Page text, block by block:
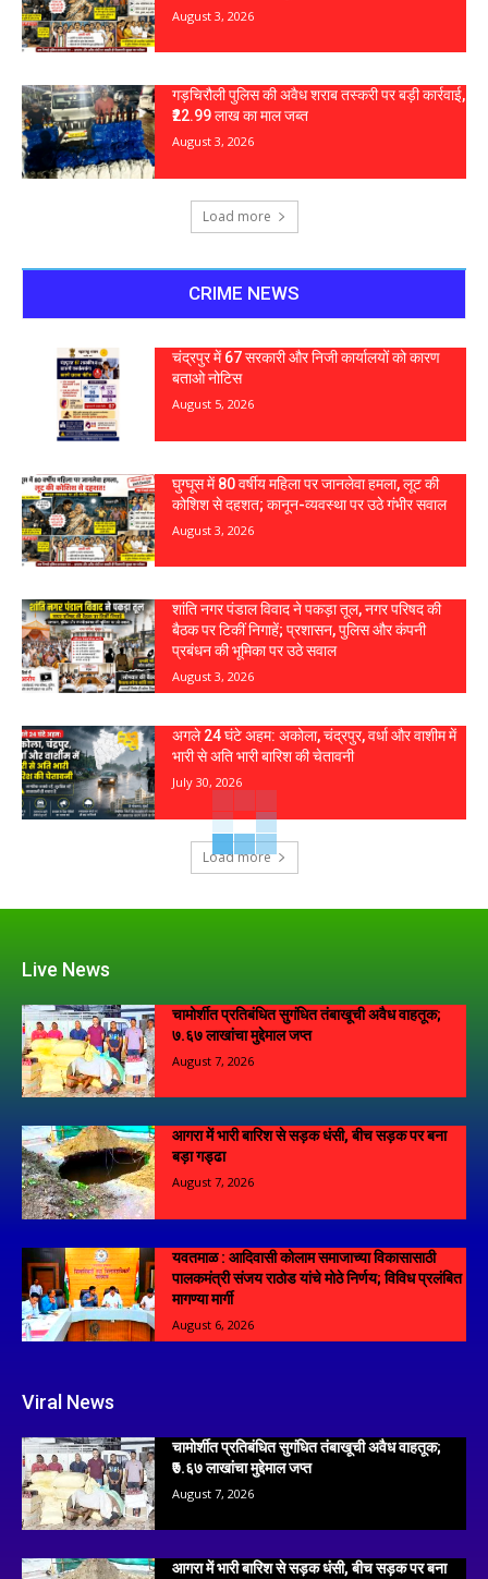
August 3, 2026
गड़चिरौली पुलिस की अवैध शराब तस्करी पर बड़ी कार्रवाई,
₹22.99 लाख का माल जब्त
August 3, 2026
Load more
CRIME NEWS
चंद्रपुर में 67 सरकारी और निजी कार्यालयों को कारण
बताओ नोटिस
August 5, 2026
घुग्घूस में 80 वर्षीय महिला पर जानलेवा हमला, लूट की
कोशिश से दहशत; कानून-व्यवस्था पर उठे गंभीर सवाल
August 3, 2026
शांति नगर पंडाल विवाद ने पकड़ा तूल, नगर परिषद की
बैठक पर टिकीं निगाहें; प्रशासन, पुलिस और कंपनी
प्रबंधन की भूमिका पर उठे सवाल
August 3, 2026
अगले 24 घंटे अहम: अकोला, चंद्रपुर, वर्धा और वाशीम में
भारी से अति भारी बारिश की चेतावनी
July 30, 2026
Load more
Live News
चामोर्शीत प्रतिबंधित सुगंधित तंबाखूची अवैध वाहतूक;
₹७.६७ लाखांचा मुद्देमाल जप्त
August 7, 2026
आगरा में भारी बारिश से सड़क धंसी, बीच सड़क पर बना
बड़ा गड्ढा
August 7, 2026
यवतमाळ : आदिवासी कोलाम समाजाच्या विकासासाठी
पालकमंत्री संजय राठोड यांचे मोठे निर्णय; विविध प्रलंबित
मागण्या मार्गी
August 6, 2026
Viral News
चामोर्शीत प्रतिबंधित सुगंधित तंबाखूची अवैध वाहतूक;
₹७.६७ लाखांचा मुद्देमाल जप्त
August 7, 2026
आगरा में भारी बारिश से सड़क धंसी, बीच सड़क पर बना